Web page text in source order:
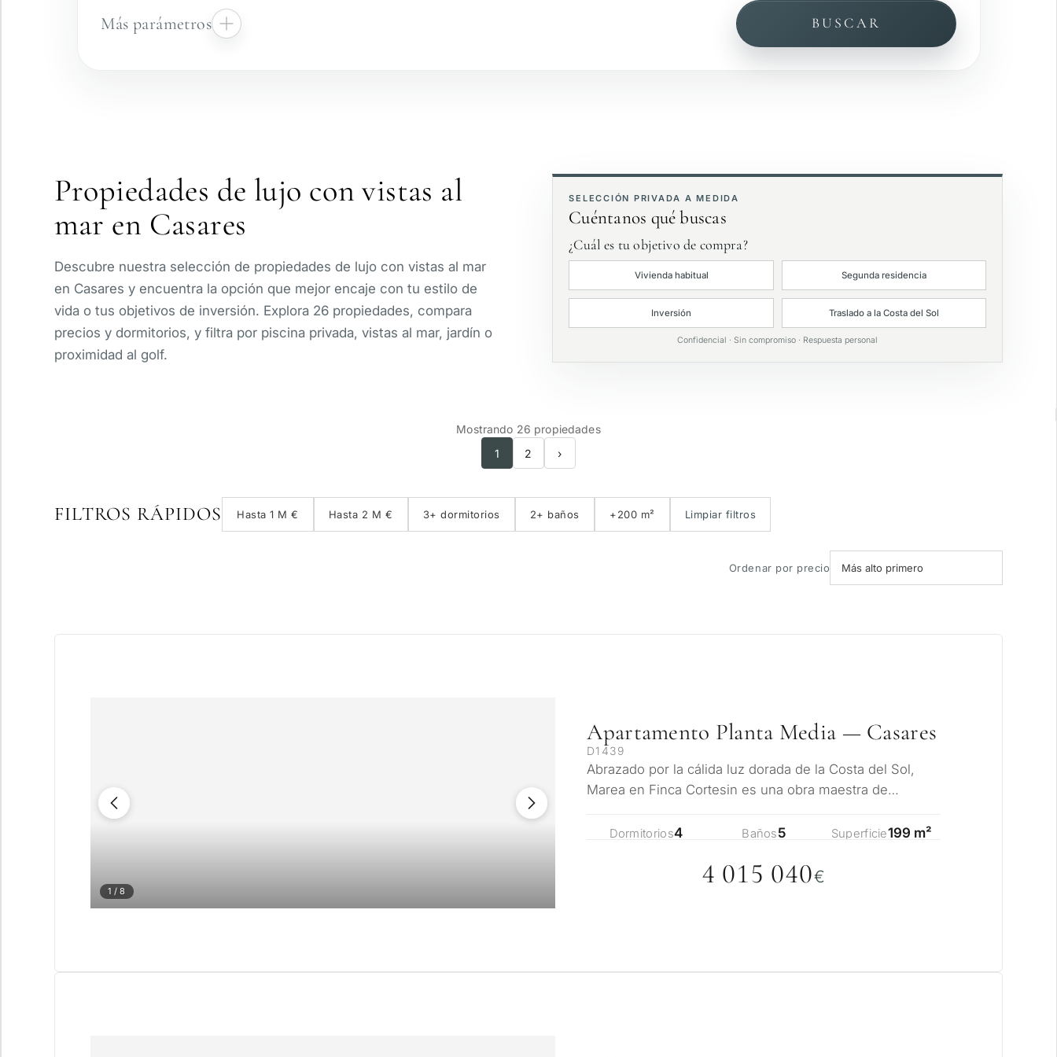
Con ascensor Primera línea de golf Exclusivas
Más parámetros BUSCAR
Propiedades de lujo con vistas al
mar en Casares
Descubre nuestra selección de propiedades de lujo con vistas al mar
en Casares y encuentra la opción que mejor encaje con tu estilo de
vida o tus objetivos de inversión. Explora 26 propiedades, compara
precios y dormitorios, y filtra por piscina privada, vistas al mar, jardín o
proximidad al golf.
SELECCIÓN PRIVADA A MEDIDA
Cuéntanos qué buscas
¿Cuál es tu objetivo de compra?
Vivienda habitual Segunda residencia
Inversión Traslado a la Costa del Sol
Confidencial · Sin compromiso · Respuesta personal
Mostrando 26 propiedades
1
2 ›
FILTROS RÁPIDOS Hasta 1 M € Hasta 2 M € 3+ dormitorios 2+ baños +200 m² Limpiar filtros
Ordenar por precio
1 / 8
Apartamento Planta Media — Casares
D1439
Abrazado por la cálida luz dorada de la Costa del Sol,
Marea en Finca Cortesin es una obra maestra de
Dormitorios4 Baños5 Superficie199 m²
4 015 040€